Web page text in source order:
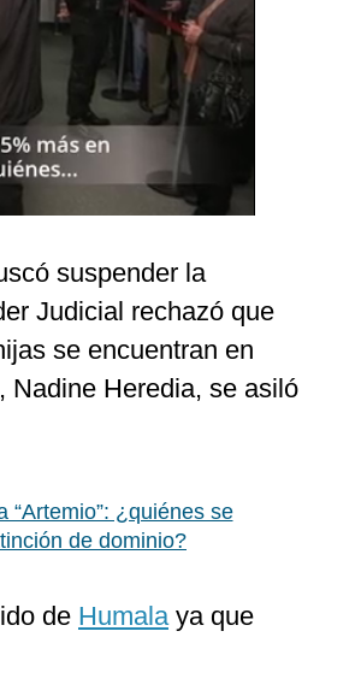
suspender la
Judicial rechazó que
se encuentran en
Nadine Heredia, se asiló
“Artemio”: ¿quiénes se
de dominio?
de Humalaya que